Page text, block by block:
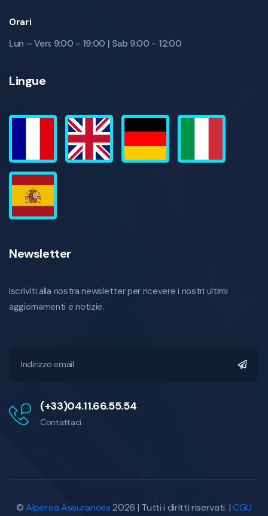
Orari
Lun – Ven: 9:00 - 19:00 | Sab 9:00 - 12:00
Lingue
Newsletter
Iscriviti alla nostra newsletter per ricevere i nostri ultimi
aggiornamenti e notizie.
(+33)04.11.66.55.54
Contattaci
©Alperea Assurances2026 | Tutti i diritti riservati. |CGU